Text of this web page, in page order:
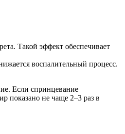
Такой эффект обеспечивает
воспалительный процесс.
Если спринцевание
показано не чаще 2–3 раз в